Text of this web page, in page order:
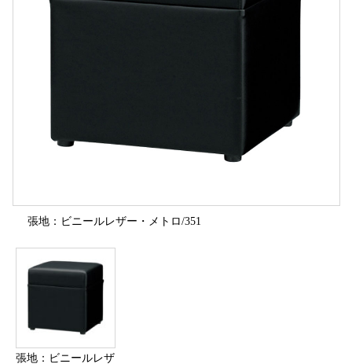
張地：ビニールレザー・メトロ/351
張地：ビニールレザ